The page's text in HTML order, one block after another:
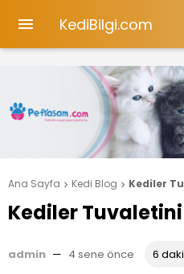
 KediBilgi.com
Ana Sayfa  Kedi Blog  Kediler
Kediler
admin — 4 sene önce 6